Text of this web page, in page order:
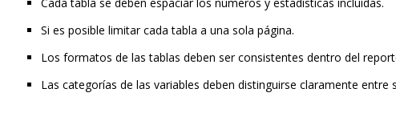
Si es posible limitar cada tabla a una sola página.
Los formatos de las tablas deben ser consistentes dentro del
Las categorías de las variables deben distinguirse claramente entre